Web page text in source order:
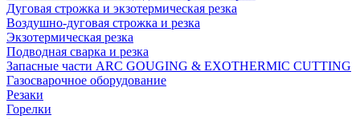
Дуговая строжка и экзотермическая резка
Воздушно-дуговая строжка и резка
Экзотермическая резка
Подводная сварка и резка
Запасные части ARC GOUGING & EXOTHERMIC CUTTING
Газосварочное оборудование
Резаки
Горелки